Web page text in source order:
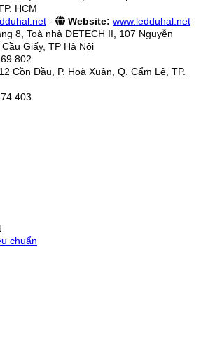
HCM
- Website: www.ledduhal.net
8, Toà nhà DETECH II, 107 Nguyễn
Giấy, TP Hà Nội
12 Cồn Dầu, P. Hoà Xuân, Q. Cẩm Lệ, TP.
chuẩn